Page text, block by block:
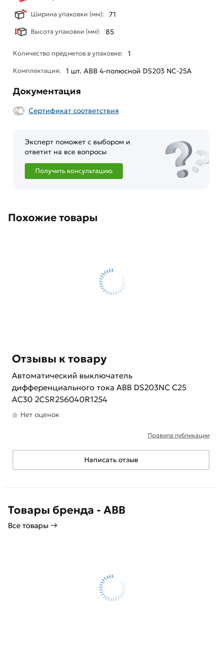
Ширина упаковки (мм): 71
Высота упаковки (мм): 85
Количество предметов в упаковке: 1
Комплектация: 1 шт. ABB 4-полюсной DS203 NC-25А
Документация
Сертификат соответствия
Эксперт поможет с выбором и
ответит на все вопросы
Получить консультацию
Похожие товары
Отзывы к товару
Автоматический выключатель
дифференциального тока ABB DS203NC C25
AC30 2CSR256040R1254
Нет оценок
Правила публикации
Написать отзыв
Товары бренда - ABB
Все товары →